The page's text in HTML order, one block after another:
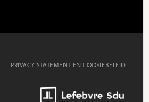
PRIVACY STATEMENT EN COOKIEBELEID